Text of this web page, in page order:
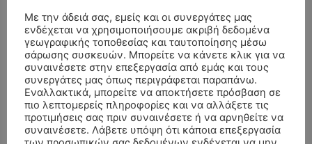
Με την άδειά σας, εμείς και οι συνεργάτες μας
ενδέχεται να χρησιμοποιήσουμε ακριβή δεδομένα
γεωγραφικής τοποθεσίας και ταυτοποίησης μέσω
σάρωσης συσκευών. Μπορείτε να κάνετε κλικ για να
συναινέσετε στην επεξεργασία από εμάς και τους
συνεργάτες μας όπως περιγράφεται παραπάνω.
Εναλλακτικά, μπορείτε να αποκτήσετε πρόσβαση σε
πιο λεπτομερείς πληροφορίες και να αλλάξετε τις
προτιμήσεις σας πριν συναινέσετε ή να αρνηθείτε να
συναινέσετε. Λάβετε υπόψη ότι κάποια επεξεργασία